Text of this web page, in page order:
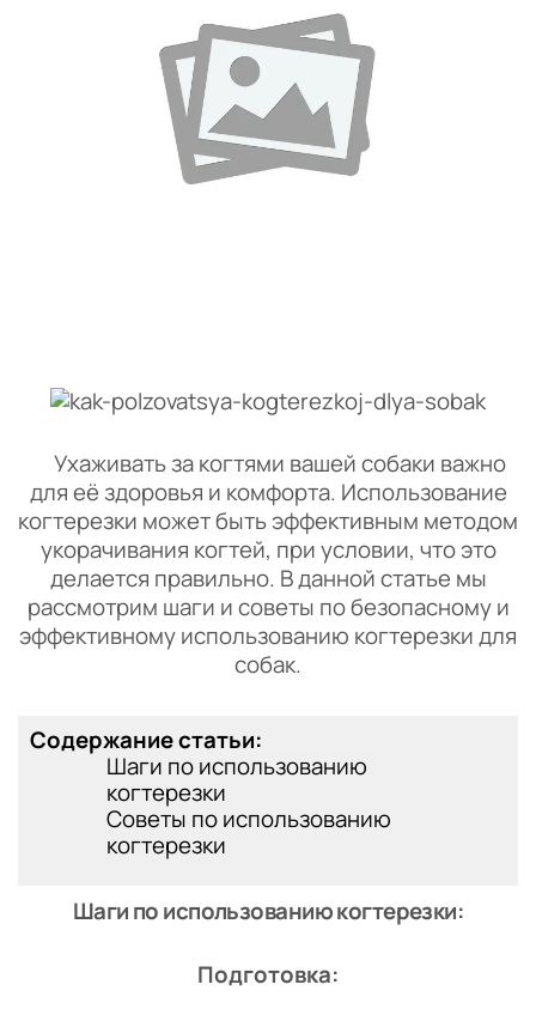
Ухаживать за когтями вашей собаки важно
для её здоровья и комфорта. Использование
когтерезки может быть эффективным методом
укорачивания когтей, при условии, что это
делается правильно. В данной статье мы
рассмотрим шаги и советы по безопасному и
эффективному использованию когтерезки для
собак.
Содержание статьи:
Шаги по использованию
когтерезки
Советы по использованию
когтерезки
Шаги по использованию когтерезки:
Подготовка: